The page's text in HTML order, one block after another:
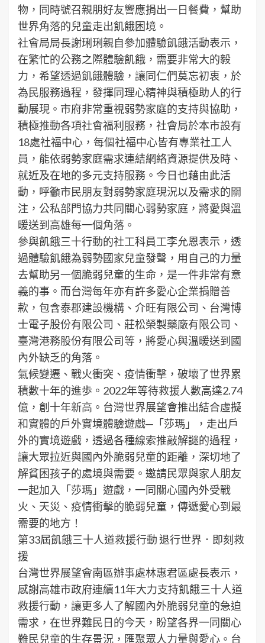
物，同時號召親朋好友響應捐出一日餐費，幫助
世界角落的兒童走出飢餓困境。
社會局局長謝琍琍親自參加體驗飢餓活動表示，
在繁忙的公務之際體驗飢餓，需要非常大的毅
力，希望透過飢餓體驗，讓同仁們莫忘初衷，於
為民服務過程，發揮同理心精神與積極助人的行
動展現。市府非常重視弱勢家庭的支持與協助，
積極推動各項社會福利服務，社會局於本市設有
18處社福中心，每個社福中心皆有專業社工人
員，能依弱勢家庭需求連結網絡資源提供及時、
就近及在地的多元支持服務。今日也藉由此活
動，呼籲市民朋友對弱勢家庭現況以及需求的關
注，公私部門協力共同關心弱勢家庭，將愛與溫
暖送到高雄每一個角落。
參與飢餓三十行動的社工科員工李允恩表示，透
過體驗飢餓為弱勢國家兒童發聲，用自己的力量
去幫助另一個脆弱兒童的生命，是一件非常有意
義的事。而台灣每年亦有許多愛心企業捐贈善
款，包含泰郡建設機構、介旺有限公司、台灣博
士電子股份有限公司、莊松榮製藥廠有限公司、
臺灣港務股份有限公司等，將愛心與溫暖送到國
內外缺乏的角落。
氣候變遷、戰火衝突、疫情衝擊，破壞了世界累
積數十年的進歩。2022年等待救援人數高達2.74
億，創十年新高。台灣世界展望會推出結合虛擬
和實體的戶外實境體驗遊戲─「莎瑪」，走出戶
外的實境遊戲，透過各種線索推敲解謎的過程，
讓大眾拉近與國內外脆弱兒童的距離，深切地了
解貧困孩子的處境與需要。邀請民眾與家人朋友
一起加入「莎瑪」遊戲，一同關心國內外受戰
火、天災、疫情衝擊的脆弱兒童，傳遞愛心到最
需要的地方！
第33屆飢餓三十人道救援行動 退行世界．即刻救
援
台灣世界展望會南區辦事處林惠君區處長表示，
感謝高雄市政府連續11年大力支持飢餓三十人道
救援行動，讓更多人了解國內外脆弱兒童的急迫
需求，在世界難民日的今天，盼望各界一同關心
難民兒童的生存景況，匯聚眾人力量與愛心。台